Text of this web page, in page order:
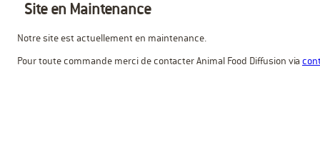
Site en Maintenance
Notre site est actuellement en maintenance.
Pour toute commande merci de contacter Animal Food Diffusion via